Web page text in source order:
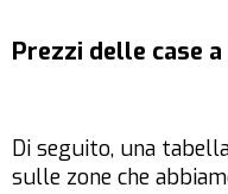
Prezzi delle case a
Di seguito, una
sulle zone che